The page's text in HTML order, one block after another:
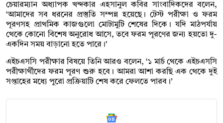
চেয়ারম্যান অধ্যাপক খন্দকার এহসানুল কবির সাংবাদিকদের বলেন,
‘আমাদের সব ধরনের প্রস্তুতি সম্পন্ন হয়েছে। টেস্ট পরীক্ষা ও ফরম
পূরণসহ প্রাথমিক কাজগুলো মোটামুটি শেষের দিকে। যদি মাঠপর্যায়
থেকে কোনো বিশেষ অনুরোধ আসে, তবে ফরম পূরণের জন্য হয়তো দু-
একদিন সময় বাড়ানো হতে পারে।’
এইচএসসি পরীক্ষার বিষয়ে তিনি আরও বলেন, ‘১ মার্চ থেকে এইচএসসি
পরীক্ষার্থীদের ফরম পূরণ শুরু হবে। আমরা আশা করছি এক থেকে দুই
সপ্তাহের মধ্যে পুরো প্রক্রিয়াটি শেষ করে ফেলতে পারব।’